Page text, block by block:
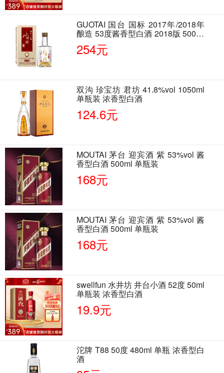
GUOTAI 国台 国标 2017年/2018年
酿造 53度酱香型白酒 2018版 500ml
单瓶装
254元
双沟 珍宝坊 君坊 41.8%vol 1050ml
单瓶装 浓香型白酒
124.6元
MOUTAI 茅台 迎宾酒 紫 53%vol 酱
香型白酒 500ml 单瓶装
168元
MOUTAI 茅台 迎宾酒 紫 53%vol 酱
香型白酒 500ml 单瓶装
168元
swellfun 水井坊 井台小酒 52度 50ml
单瓶装 浓香型白酒
19.9元
沱牌 T88 50度 480ml 单瓶 浓香型白
酒